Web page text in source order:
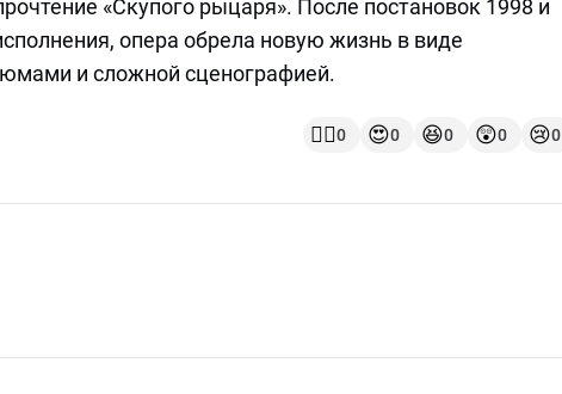
«Скупого рыцаря». После постановок 1998 и
опера обрела новую жизнь в виде
и сложной сценографией.
👍🏻0 😍0 😆0 😲0 😢0